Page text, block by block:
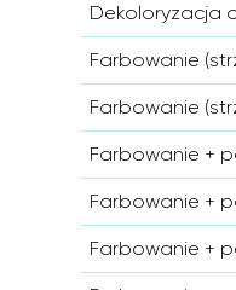
Dekoloryzacja
Farbowanie
Farbowanie
Farbowanie +
Farbowanie +
Farbowanie +